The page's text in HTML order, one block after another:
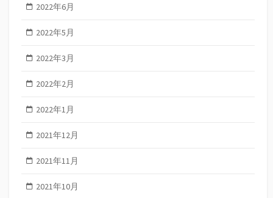
2022年6月
2022年5月
2022年3月
2022年2月
2022年1月
2021年12月
2021年11月
2021年10月